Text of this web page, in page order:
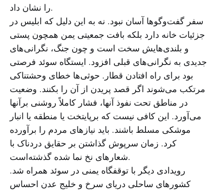
را نشان داد.
سفر گفت‌وگوها آسان نبود. نه به این دلیل که ابلیس در
جزئیات خانه دارد بلکه بافت جمعیتی یمن همچون پستی
و بلندی‌هایش سخت است و چون جنگ، نگرانی‌های
جدیدی به نگرانی‌های قبلی افزود. ایستگاه سوئد فرصتی
بود برای راه افتادن قطار. حوثی‌ها خطای وحشتناکی
مرتکب می‌شوند اگر قصد پریدن از آن را بکنند. وضعیت
در مناطق تحت نفوذ آنها، فشار کاملاً روشنی برآنها
می‌آورد. این کافی نیست که برپایتخت یا منطقه یا انبار
موشکی مسلط باشند. باید نیازهای مردم را برآورده
کرد. زمان سرپوش گذاشتن بر حقایق دردناک با
شعارهای نخ نما شده گذشته‌است.
رویدادی دیگر با توقفگاه یمنی در سوئد همراه شد.
کشورهای ساحلی دریای سرخ و خلیج عدن احساس